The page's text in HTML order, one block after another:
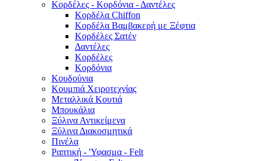
Κορδέλες - Κορδόνια - Δαντέλες
Κορδέλα Chiffon
Κορδέλα Βαμβακερή με Ξέφτια
Κορδέλες Σατέν
Δαντέλες
Κορδέλες
Κορδόνια
Κουδούνια
Κουμπιά Χειροτεχνίας
Μεταλλικά Κουτιά
Μπουκάλια
Ξύλινα Αντικείμενα
Ξύλινα Διακοσμητικά
Πινέλα
Ραπτική - 'Υφασμα - Felt